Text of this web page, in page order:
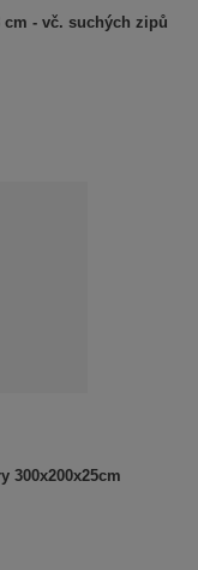
cm - vč. suchých zipů
300x200x25cm